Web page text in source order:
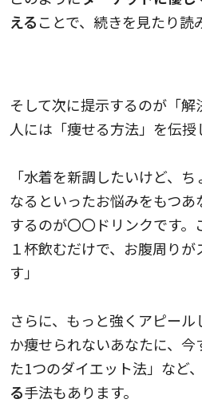
えることで、続きを見たり読
そして次に提示するのが「
人には「痩せる方法」を伝授
「水着を新調したいけど、
なるといったお悩みをもつ
するのが〇〇ドリンクです
１杯飲むだけで、お腹周り
す」
さらに、もっと強くアピー
か痩せられないあなたに、
た1つのダイエット法」など、
る手法もあります。